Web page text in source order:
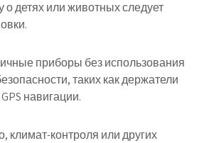
о детях или животных следует
приборы без использования
таких как держатели
навигации.
климат-контроля или других